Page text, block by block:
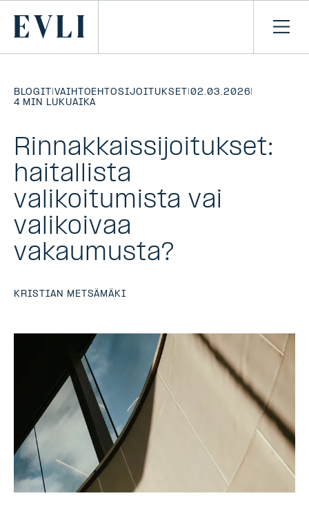
Primary
Avaa
BLOGIT |VAIHTOEHTOSIJOITUKSET |02.03.2026|
4 MIN LUKUAIKA
Rinnakkaissijoitukset:
haitallista
valikoitumista vai
valikoivaa
vakaumusta?
KRISTIAN METSÄMÄKI